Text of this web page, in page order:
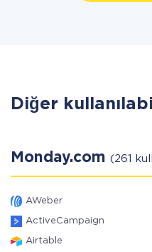
Diğer
Monday.com (261
AWeber
ActiveCampaign
Airtable